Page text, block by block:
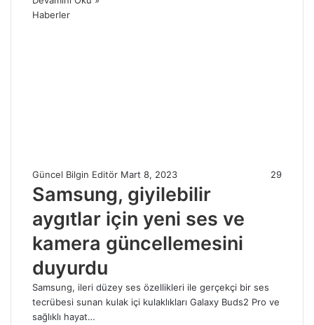
Haberler
Güncel Bilgin Editör Mart 8, 2023 29
Samsung, giyilebilir
aygıtlar için yeni ses ve
kamera güncellemesini
duyurdu
Samsung, ileri düzey ses özellikleri ile gerçekçi bir ses
tecrübesi sunan kulak içi kulaklıkları Galaxy Buds2 Pro ve
sağlıklı hayat…